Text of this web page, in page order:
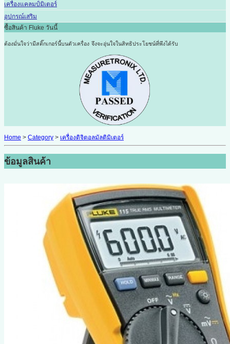
เครื่องแคลมป์มิเตอร์
อุปกรณ์เสริม
ซื้อสินค้า Fluke วันนี้
ต้องมั่นใจว่ามีสติ๊กเกอร์นี้บนตัวเครื่อง จึงจะอุ่นใจในสิทธิประโยชน์ที่พึงได้รับ
Home > Category > เครื่องดิจิตอลมัลติมิเตอร์
ข้อมูลสินค้า